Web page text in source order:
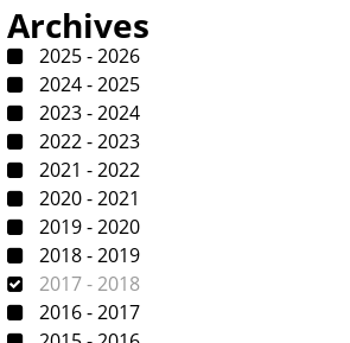
Archives
2025 - 2026
2024 - 2025
2023 - 2024
2022 - 2023
2021 - 2022
2020 - 2021
2019 - 2020
2018 - 2019
2017 - 2018
2016 - 2017